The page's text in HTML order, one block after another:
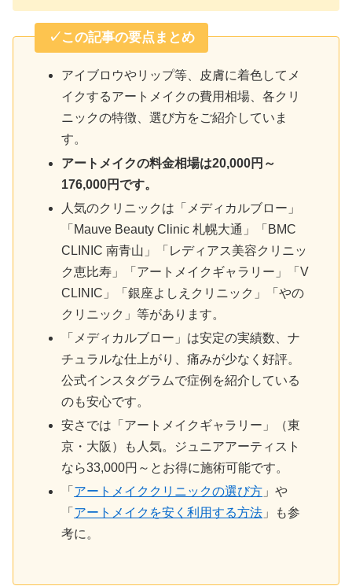
✓この記事の要点まとめ
アイブロウやリップ等、皮膚に着色してメ
イクするアートメイクの費用相場、各クリ
ニックの特徴、選び方をご紹介していま
す。
アートメイクの料金相場は20,000円～
176,000円です。
人気のクリニックは「メディカルブロー」
「Mauve Beauty Clinic 札幌大通」「BMC
CLINIC 南青山」「レディアス美容クリニッ
ク恵比寿」「アートメイクギャラリー」「V
CLINIC」「銀座よしえクリニック」「やの
クリニック」等があります。
「メディカルブロー」は安定の実績数、ナ
チュラルな仕上がり、痛みが少なく好評。
公式インスタグラムで症例を紹介している
のも安心です。
安さでは「アートメイクギャラリー」（東
京・大阪）も人気。ジュニアアーティスト
なら33,000円～とお得に施術可能です。
「 アートメイククリニックの選び方 」や
「 アートメイクを安く利用する方法 」も参
考に。